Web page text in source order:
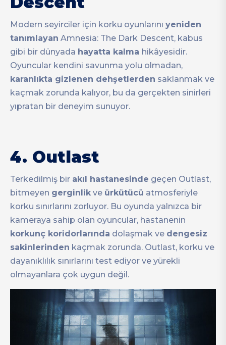
Modern seyirciler için korku oyunlarını yeniden
tanımlayan Amnesia: The Dark Descent, kabus
gibi bir dünyada hayatta kalma hikâyesidir.
Oyuncular kendini savunma yolu olmadan,
karanlıkta gizlenen dehşetlerden saklanmak ve
kaçmak zorunda kalıyor, bu da gerçekten sinirleri
yıpratan bir deneyim sunuyor.
4. Outlast
Terkedilmiş bir akıl hastanesinde geçen Outlast,
bitmeyen gerginlik ve ürkütücü atmosferiyle
korku sınırlarını zorluyor. Bu oyunda yalnızca bir
kameraya sahip olan oyuncular, hastanenin
korkunç koridorlarında dolaşmak ve dengesiz
sakinlerinden kaçmak zorunda. Outlast, korku ve
dayanıklılık sınırlarını test ediyor ve yürekli
olmayanlara çok uygun değil.